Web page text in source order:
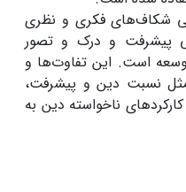
شکاف‌های فکری و نظری
پیشرفت و درک و تصور
است. این تفاوت‌ها و
مثل نسبت دین و پیشرفت،
ناخواسته دین به